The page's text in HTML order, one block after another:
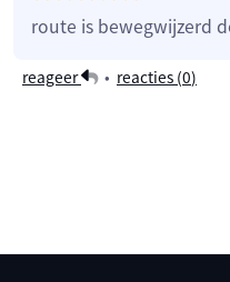
route is bewegwijzerd
reageer • reacties (0)